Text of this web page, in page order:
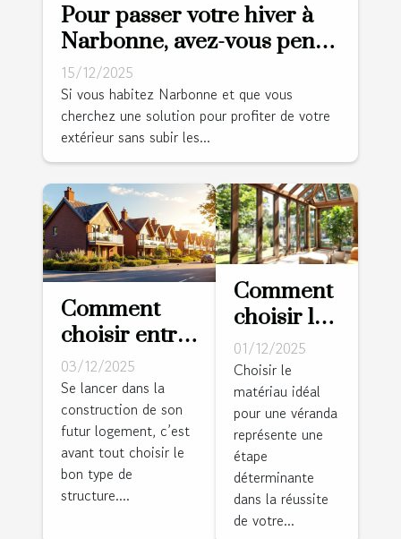
Pour passer votre hiver à
Narbonne, avez-vous pensé
à la pergola bioclimatique ?
15/12/2025
Si vous habitez Narbonne et que vous
cherchez une solution pour profiter de votre
extérieur sans subir les...
Comment
choisir entre
maison
traditionnelle
et maison
ossature bois
?
03/12/2025
Se lancer dans la
construction de son
futur logement, c’est
avant tout choisir le
bon type de
structure....
Comment
choisir le
bon
matériau
pour votre
véranda ?
01/12/2025
Choisir le
matériau idéal
pour une véranda
représente une
étape
déterminante
dans la réussite
de votre...